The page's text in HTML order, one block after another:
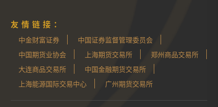
友情链接：
中金财富证券
中国证券监督管理委员会
中国期货业协会
上海期货交易所
郑州商品交易所
大连商品交易所
中国金融期货交易所
上海能源国际交易中心
广州期货交易所